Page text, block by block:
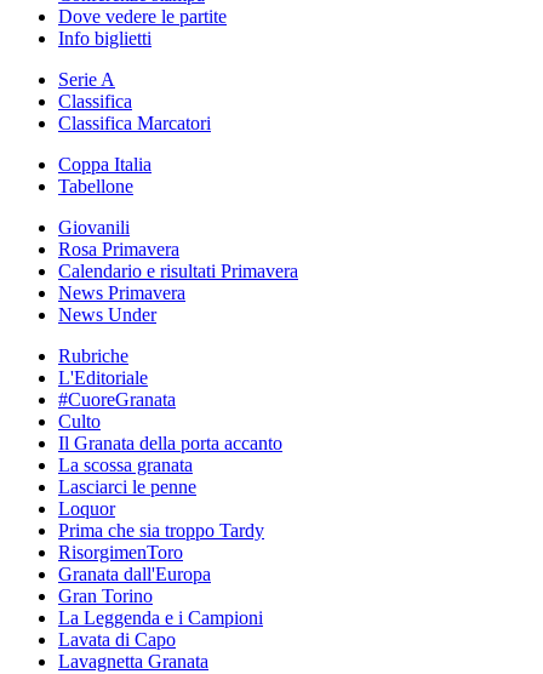
Dove vedere le partite
Info biglietti
Serie A
Classifica
Classifica Marcatori
Coppa Italia
Tabellone
Giovanili
Rosa Primavera
Calendario e risultati Primavera
News Primavera
News Under
Rubriche
L'Editoriale
#CuoreGranata
Culto
Il Granata della porta accanto
La scossa granata
Lasciarci le penne
Loquor
Prima che sia troppo Tardy
RisorgimenToro
Granata dall'Europa
Gran Torino
La Leggenda e i Campioni
Lavata di Capo
Lavagnetta Granata